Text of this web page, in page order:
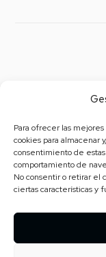
Para ofrecer las
cookies para almacenar
consentimiento de
comportamiento de
No consentir o retirar
ciertas características y